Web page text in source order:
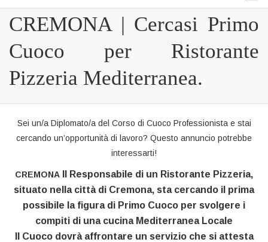
CREMONA | Cercasi Primo
Cuoco per Ristorante
Pizzeria Mediterranea.
Sei un/a Diplomato/a del Corso di Cuoco Professionista e stai
cercando un’opportunità di lavoro? Questo annuncio potrebbe
interessarti!
CREMONA
Il Responsabile di un Ristorante Pizzeria,
situato nella città di Cremona, sta cercando il prima
possibile la figura di Primo Cuoco per svolgere i
compiti di una cucina Mediterranea Locale
Il Cuoco dovrà affrontare un servizio che si attesta